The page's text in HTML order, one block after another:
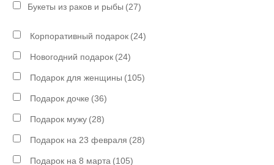
Букеты из раков и рыбы (27)
Корпоративный подарок (24)
Новогодний подарок (24)
Подарок для женщины (105)
Подарок дочке (36)
Подарок мужу (28)
Подарок на 23 февраля (28)
Подарок на 8 марта (105)